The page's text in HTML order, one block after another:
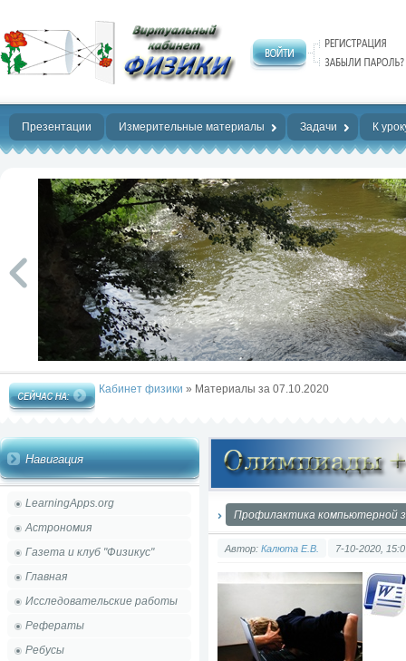
Нет предела
совершенству!
Презентации Измерительные материалы Задачи К
Кабинет физики » Материалы за 07.10.2020
Навигация
LearningApps.org
Астрономия
Газета и клуб "Физикус"
Главная
Исследовательские работы
Рефераты
Ребусы
Профилактика компьютерной
Автор: Калюта Е.В. 7-10-2020,